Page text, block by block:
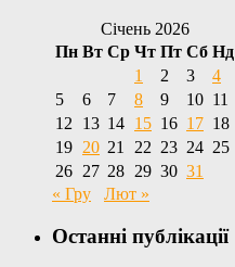
Січень 2026
Пн Вт Ср Чт Пт Сб Нд
1
2 3
4
5
6 7 8 9 10 11
12
13 14 15 16 17 18
19 20 21 22 23 24 25
26 27 28 29 30 31
« Гру
Лют »
Останні публікації